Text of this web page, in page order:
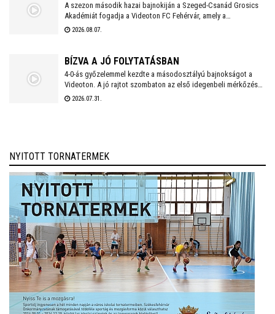
A szezon második hazai bajnokiján a Szeged-Csanád Grosics
Akadémiát fogadja a Videoton FC Fehérvár, amely a
Kazincbarcika elleni vereséget követően szeretne ismét
2026.08.07.
BÍZVA A JÓ FOLYTATÁSBAN
4-0-ás győzelemmel kezdte a másodosztályú bajnokságot a
Videoton. A jó rajtot szombaton az első idegenbeli mérkőzés
követi, a tavaly még NB I-es Kazincbarcika otthonában.
2026.07.31.
NYITOTT TORNATERMEK